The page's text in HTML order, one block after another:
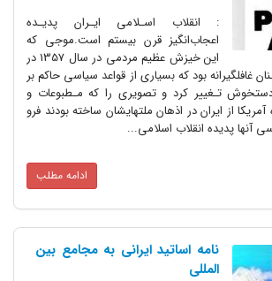
: انقلاب اسـلامی‌ ایـران‌ پدیـده‌
اعجاب‌انگیز قرن بیستم است.موجی که
این خیزش عظیم‌ مردمی در سال 1357 در
غافلگیرانه بود که بسیاری از قواعد سیاسی‌ حاکم بر‌
تـغییر کرد و تصویری را که مـطبوعات و
از ایران در اذهان ملتهایشان ساخته بودند فرو
پدیده‌ انقلاب اسلامی...
ادامه مطلب
نامه اساتید ایرانی به مجامع بین
المللی